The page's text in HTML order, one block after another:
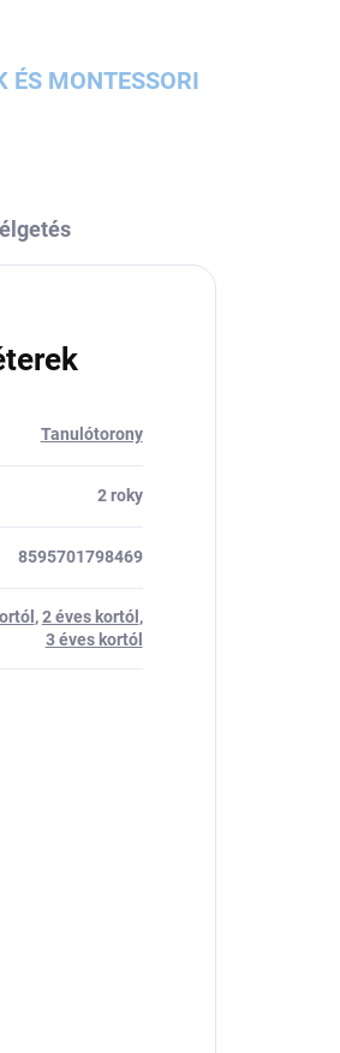
ÉS MONTESSORI
Tanulótorony
2 roky
8595701798469
,2 éves kortól ,
3 éves kortól